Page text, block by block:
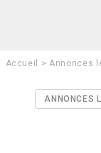
Accueil > Annonces
ANNONCES